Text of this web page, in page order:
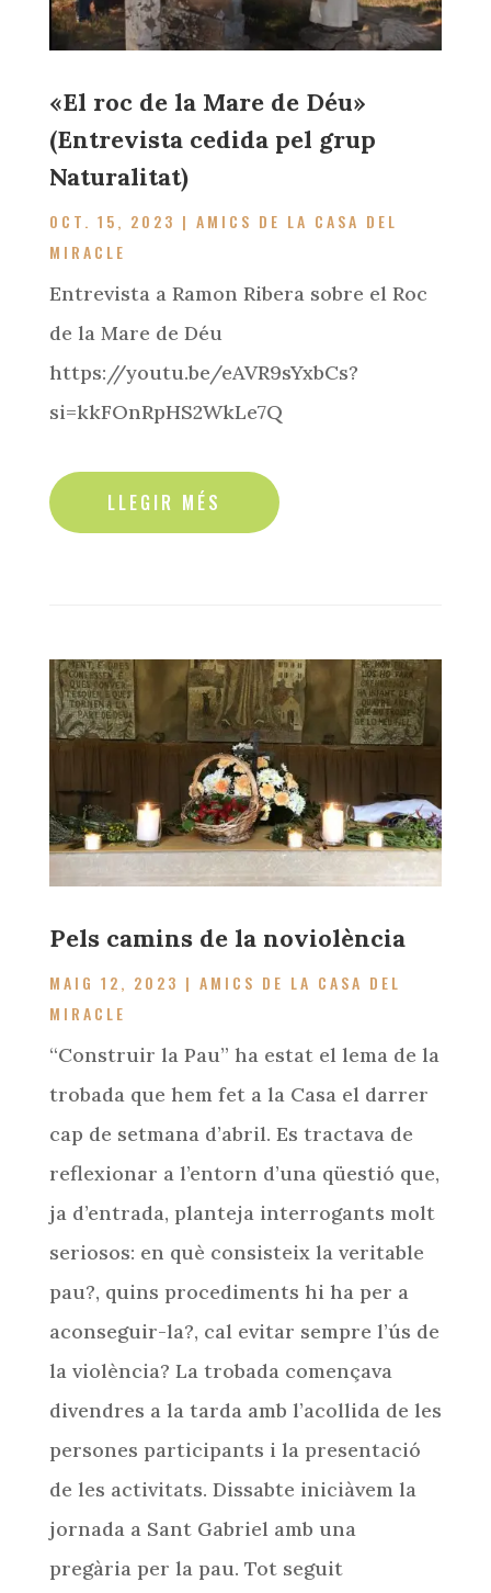
«El roc de la Mare de Déu»
(Entrevista cedida pel grup
Naturalitat)
OCT. 15, 2023 | AMICS DE LA CASA DEL
MIRACLE
Entrevista a Ramon Ribera sobre el Roc
de la Mare de Déu
https://youtu.be/eAVR9sYxbCs?
si=kkFOnRpHS2WkLe7Q
Pels camins de la noviolència
MAIG 12, 2023 | AMICS DE LA CASA DEL
MIRACLE
“Construir la Pau” ha estat el lema de la
trobada que hem fet a la Casa el darrer
cap de setmana d’abril. Es tractava de
reflexionar a l’entorn d’una qüestió que,
ja d’entrada, planteja interrogants molt
seriosos: en què consisteix la veritable
pau?, quins procediments hi ha per a
aconseguir-la?, cal evitar sempre l’ús de
la violència? La trobada començava
divendres a la tarda amb l’acollida de les
persones participants i la presentació
de les activitats. Dissabte iniciàvem la
jornada a Sant Gabriel amb una
pregària per la pau. Tot seguit